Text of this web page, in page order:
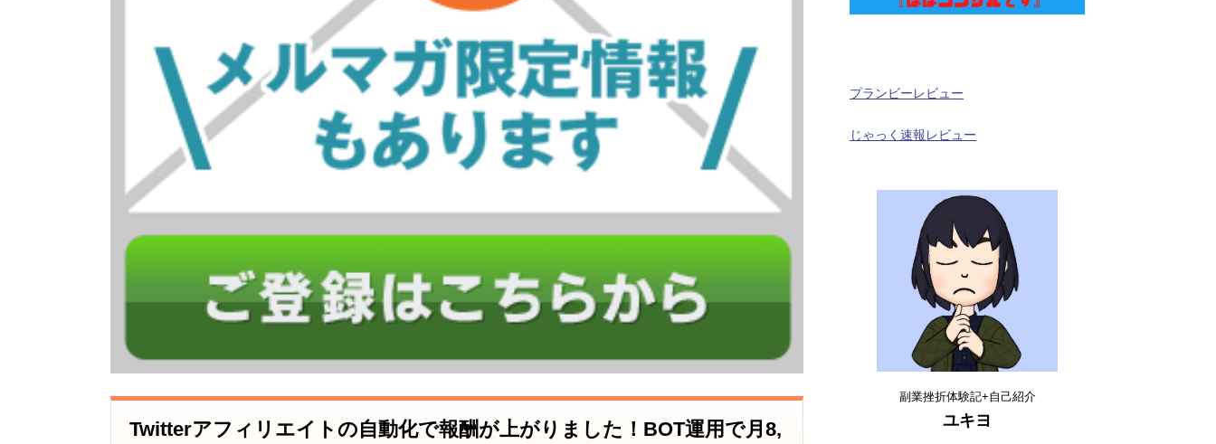
Twitterアフィリエイトの自動化で報酬が上がりました！BOT運用で月8,
プランビーレビュー
じゃっく速報レビュー
副業挫折体験記+自己紹介
ユキヨ